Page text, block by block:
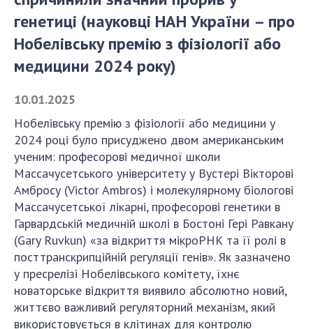
СТРУКТУРА
Президія НАН України
Апарат Президії
Секція фізико-технічних і математичних
наук
Секція хімічних і біологічних наук
Секція суспільних і гуманітарних наук
Установи при Президії
Ради, комітети та комісії
Наукові центри МОН та НАН України
Громадські організації
генетиці (науковці НАН України – про
Нобелівську премію з фізіології або
медицини 2024 року)
10.01.2025
Нобелівську премію з фізіології або медицини у
2024 році було присуджено двом американським
ученим: професорові медичної школи
Массачусетського університету у Вустері Вікторові
Амбросу (Victor Ambros) і молекулярному біологові
Массачусетської лікарні, професорові генетики в
Гарвардській медичній школі в Бостоні Гері Равкану
(Gary Ruvkun) «за відкриття мікроРНК та її ролі в
посттранскрипційній регуляції генів». Як зазначено
у пресрелізі Нобелівського комітету, їхнє
новаторське відкриття виявило абсолютно новий,
життєво важливий регуляторний механізм, який
використовується в клітинах для контролю